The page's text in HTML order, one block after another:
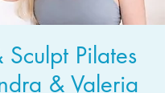
Sculpt Pilates
& Valeria